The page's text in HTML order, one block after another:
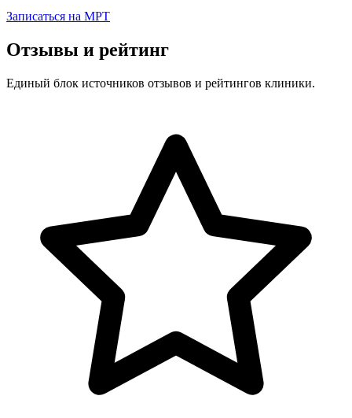
Записаться на МРТ
Отзывы и рейтинг
Единый блок источников отзывов и рейтингов клиники.